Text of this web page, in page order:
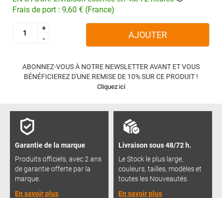
Frais de port : 9,60 € (France)
+
-
+
-
AJOUTER
ABONNEZ-VOUS À NOTRE NEWSLETTER AVANT ET VOUS
BÉNÉFICIEREZ D'UNE REMISE DE 10% SUR CE PRODUIT !
Cliquez ici
Garantie de la marque
Produits officiels, avec 2 ans
de garantie offerte par la
marque.
En savoir plus
Livraison sous 48/72 h.
Le Stock le plus large,
couleurs, tailles, modèles et
toutes les Nouveautés.
En savoir plus